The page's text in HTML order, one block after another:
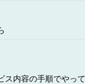
内容の手順でやっ